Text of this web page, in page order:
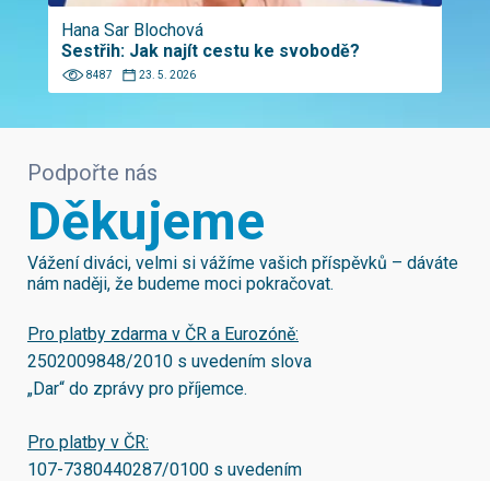
Hana Sar Blochová
Sestřih: Jak najít cestu ke svobodě?
8487 23. 5. 2026
Podpořte nás
Děkujeme
Vážení diváci, velmi si vážíme vašich příspěvků – dáváte
nám naději, že budeme moci pokračovat.
Pro platby zdarma v ČR a Eurozóně:
2502009848/2010 s uvedením slova
„Dar“ do zprávy pro příjemce.
Pro platby v ČR:
107-7380440287/0100 s uvedením